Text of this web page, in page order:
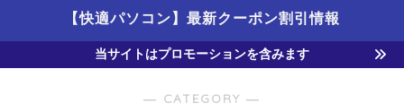
【快適パソコン】最新クーポン割引情報
当サイトはプロモーションを含みます
― CATEGORY ―